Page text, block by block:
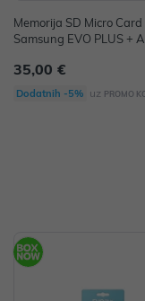
Memorija SD Micro
Samsung EVO PLUS +
35,00 €
Dodatnih -5% uz PROMO